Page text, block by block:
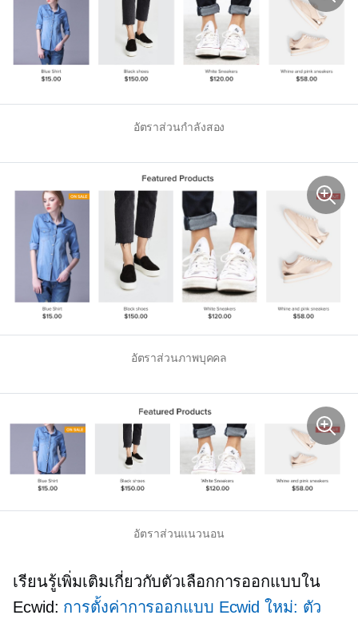
อัตราส่วนกำลังสอง
อัตราส่วนภาพบุคคล
อัตราส่วนแนวนอน
เรียนรู้เพิ่มเติมเกี่ยวกับตัวเลือกการออกแบบใน
Ecwid: การตั้งค่าการออกแบบ Ecwid ใหม่: ตัว